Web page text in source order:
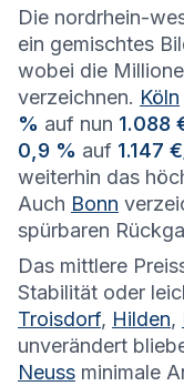
Die nordrhein-
ein gemischtes
wobei die
verzeichnen. Köln
% auf nun 1.088
0,9 % auf 1.147
weiterhin das
Auch Bonn
spürbaren
Das mittlere
Stabilität oder
Troisdorf, Hilden,
unverändert
Neuss minimale